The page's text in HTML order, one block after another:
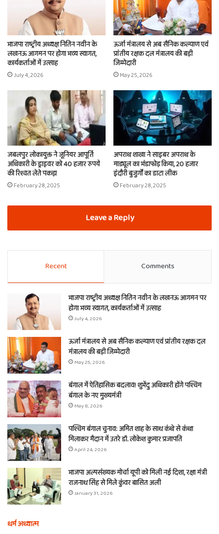
भाजपा राष्ट्रीय अध्यक्ष नितिन नवीन के
लखनऊ आगमन पर होगा भव्य स्वागत,
कार्यकर्ताओं में उत्साह
July 4, 2026
ऊर्जा मंत्रालय से अब सैनिक कल्याण एवं
प्रांतीय रक्षक दल मंत्रालय की बड़ी
जिम्मेदारी
May 25, 2026
जबलपुर लोकायुक्त ने जूनियर आपूर्ति
अधिकारी के ड्राइवर को 40 हजार रुपये
की रिश्वत लेते पकड़ा
February 28, 2025
अपराध शाखा ने साइबर अपराध के
माड्यूल का भंडाफोड़ किया, 20 हजार
इंदौरी बुजुर्गों का डाटा लीक
February 28, 2025
Leave a Reply
Recent Comments
भाजपा राष्ट्रीय अध्यक्ष नितिन नवीन के लखनऊ आगमन पर
होगा भव्य स्वागत, कार्यकर्ताओं में उत्साह
July 4, 2026
ऊर्जा मंत्रालय से अब सैनिक कल्याण एवं प्रांतीय रक्षक दल
मंत्रालय की बड़ी जिम्मेदारी
May 25, 2026
बंगाल में ऐतिहासिक बदलाव! शुभेंदु अधिकारी होंगे पश्चिम
बंगाल के नए मुख्यमंत्री
May 8, 2026
पश्चिम बंगाल चुनाव: अमित शाह के साथ कंधे से कंधा
मिलाकर मैदान में उतरे डॉ. लोकेश कुमार प्रजापति
April 24, 2026
भाजपा अल्पसंख्यक मोर्चा यूपी को मिली नई दिशा, रक्षा मंत्री
राजनाथ सिंह से मिले कुंवर बासित अली
January 31, 2026
धर्म अध्यात्म